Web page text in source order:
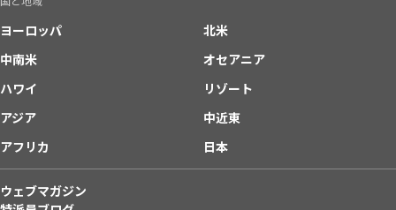
ヨーロッパ
北米
中南米
オセアニア
ハワイ
リゾート
アジア
中近東
アフリカ
日本
ウェブマガジン